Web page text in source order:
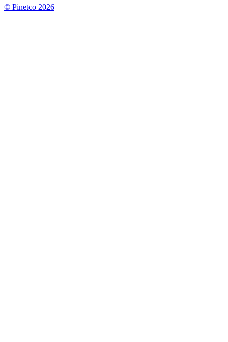
© Pinetco 2026